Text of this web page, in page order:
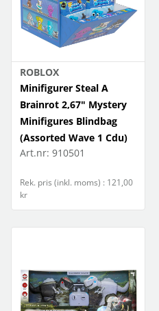
ROBLOX
Minifigurer Steal A
Brainrot 2,67" Mystery
Minifigures Blindbag
(Assorted Wave 1 Cdu)
Art.nr: 910501
Rek. pris (inkl. moms) : 121,00
kr